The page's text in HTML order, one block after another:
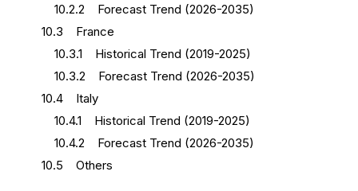
10.2.2 Forecast Trend (2026-2035)
10.3 France
10.3.1 Historical Trend (2019-2025)
10.3.2 Forecast Trend (2026-2035)
10.4 Italy
10.4.1 Historical Trend (2019-2025)
10.4.2 Forecast Trend (2026-2035)
10.5 Others